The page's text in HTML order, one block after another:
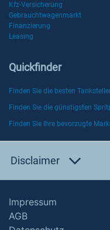
Kfz-Versicherung
Gebrauchtwagenmarkt
Finanzierung
Leasing
Quickfinder
Finden Sie die besten
Finden Sie die günstigsten
Finden Sie Ihre bevorzugte
Disclaimer
Impressum
AGB